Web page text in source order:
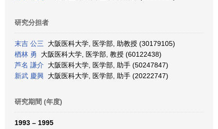
研究分担者
末吉 公三 大阪医科大学, 医学部, 助教授 (30179105)
楢林 勇 大阪医科大学, 医学部, 教授 (60122438)
芦名 謙介 大阪医科大学, 医学部, 助手 (50247847)
新武 慶興 大阪医科大学, 医学部, 助手 (20222747)
研究期間 (年度)
1993 – 1995